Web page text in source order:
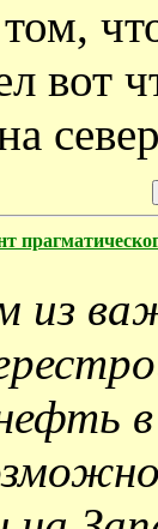
вот
из